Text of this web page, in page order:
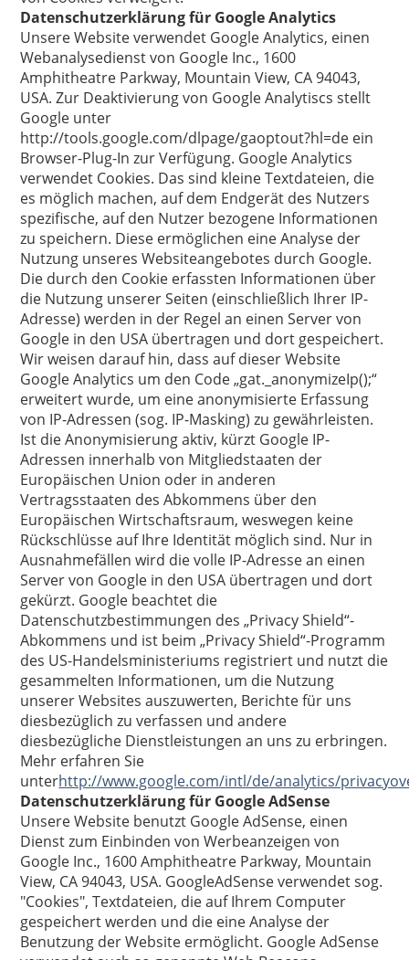
Datenschutzerklärung für Google Analytics
Unsere Website verwendet Google Analytics, einen
Webanalysedienst von Google Inc., 1600
Amphitheatre Parkway, Mountain View, CA 94043,
USA. Zur Deaktivierung von Google Analytiscs stellt
Google unter
http://tools.google.com/dlpage/gaoptout?hl=de ein
Browser-Plug-In zur Verfügung. Google Analytics
verwendet Cookies. Das sind kleine Textdateien, die
es möglich machen, auf dem Endgerät des Nutzers
spezifische, auf den Nutzer bezogene Informationen
zu speichern. Diese ermöglichen eine Analyse der
Nutzung unseres Websiteangebotes durch Google.
Die durch den Cookie erfassten Informationen über
die Nutzung unserer Seiten (einschließlich Ihrer IP-
Adresse) werden in der Regel an einen Server von
Google in den USA übertragen und dort gespeichert.
Wir weisen darauf hin, dass auf dieser Website
Google Analytics um den Code „gat._anonymizeIp();“
erweitert wurde, um eine anonymisierte Erfassung
von IP-Adressen (sog. IP-Masking) zu gewährleisten.
Ist die Anonymisierung aktiv, kürzt Google IP-
Adressen innerhalb von Mitgliedstaaten der
Europäischen Union oder in anderen
Vertragsstaaten des Abkommens über den
Europäischen Wirtschaftsraum, weswegen keine
Rückschlüsse auf Ihre Identität möglich sind. Nur in
Ausnahmefällen wird die volle IP-Adresse an einen
Server von Google in den USA übertragen und dort
gekürzt. Google beachtet die
Datenschutzbestimmungen des „Privacy Shield“-
Abkommens und ist beim „Privacy Shield“-Programm
des US-Handelsministeriums registriert und nutzt die
gesammelten Informationen, um die Nutzung
unserer Websites auszuwerten, Berichte für uns
diesbezüglich zu verfassen und andere
diesbezügliche Dienstleistungen an uns zu erbringen.
Mehr erfahren Sie
unterhttp://www.google.com/intl/de/analytics/
Datenschutzerklärung für Google AdSense
Unsere Website benutzt Google AdSense, einen
Dienst zum Einbinden von Werbeanzeigen von
Google Inc., 1600 Amphitheatre Parkway, Mountain
View, CA 94043, USA. GoogleAdSense verwendet sog.
"Cookies", Textdateien, die auf Ihrem Computer
gespeichert werden und die eine Analyse der
Benutzung der Website ermöglicht. Google AdSense